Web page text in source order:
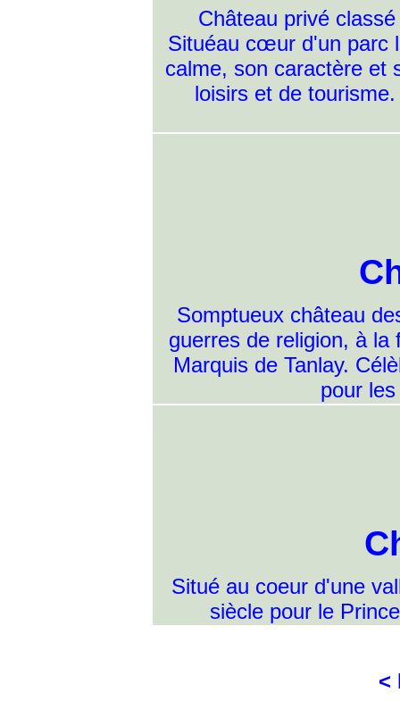
Château privé
Situéau cœur d'un parc
calme, son caractère et
loisirs et de
Somptueux château
guerres de religion, à la
Marquis de Tanlay.
pour
Situé au coeur d'une
siècle pour le
<